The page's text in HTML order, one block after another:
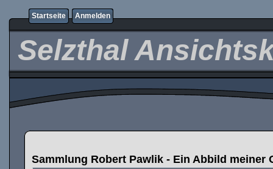
Startseite Anmelden
Selzthal
Sammlung Robert Pawlik - Ein Abbild meiner